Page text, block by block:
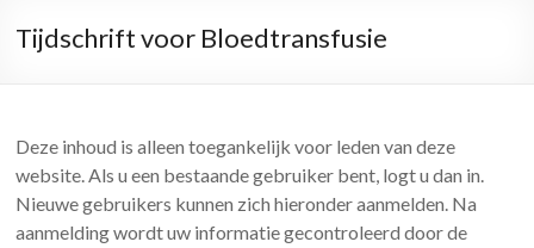
Tijdschrift voor Bloedtransfusie
Deze inhoud is alleen toegankelijk voor leden van deze
website. Als u een bestaande gebruiker bent, logt u dan in.
Nieuwe gebruikers kunnen zich hieronder aanmelden. Na
aanmelding wordt uw informatie gecontroleerd door de